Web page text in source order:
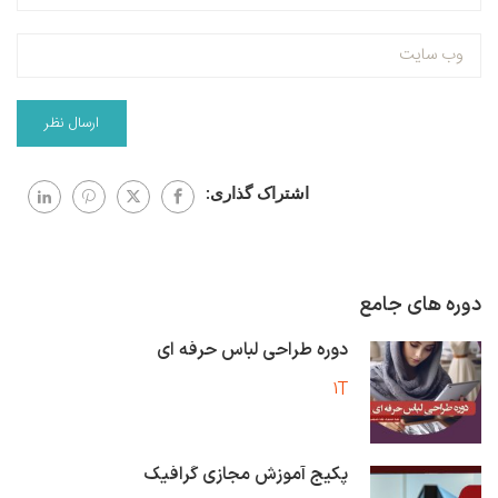
اشتراک گذاری:
دوره های جامع
دوره طراحی لباس حرفه ای
1T
پکیج آموزش مجازی گرافیک